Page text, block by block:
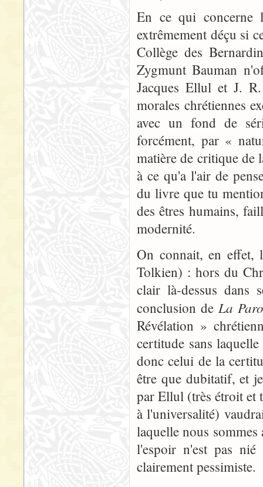
En ce qui concerne
extrêmement déçu si
Collège des
Zygmunt Bauman
Jacques Ellul et J.
morales chrétiennes
avec un fond de
forcément, par «
matière de critique de
à ce qu'a l'air de
du livre que tu
des êtres humains,
modernité.
On connait, en effet,
Tolkien) : hors du
clair là-dessus
conclusion de La
Révélation »
certitude sans
donc celui de la
être que dubitatif, et
par Ellul (très étroit et
à l'universalité)
laquelle nous
l'espoir n'est pas
clairement pessimiste.